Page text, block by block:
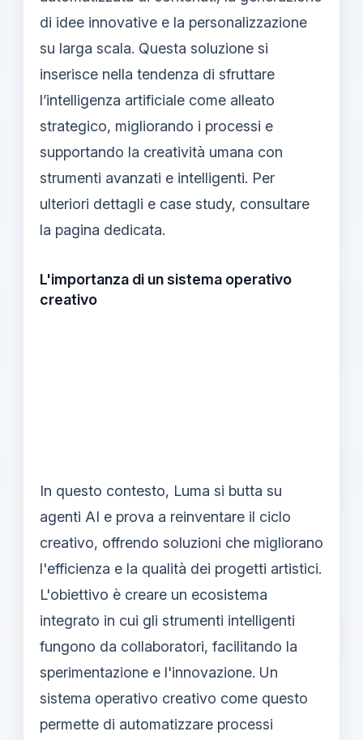
di idee innovative e la personalizzazione
su larga scala. Questa soluzione si
inserisce nella tendenza di sfruttare
l’intelligenza artificiale come alleato
strategico, migliorando i processi e
supportando la creatività umana con
strumenti avanzati e intelligenti. Per
ulteriori dettagli e case study, consultare
la pagina dedicata.
L'importanza di un sistema operativo
creativo
In questo contesto, Luma si butta su
agenti AI e prova a reinventare il ciclo
creativo, offrendo soluzioni che migliorano
l'efficienza e la qualità dei progetti artistici.
L'obiettivo è creare un ecosistema
integrato in cui gli strumenti intelligenti
fungono da collaboratori, facilitando la
sperimentazione e l'innovazione. Un
sistema operativo creativo come questo
permette di automatizzare processi